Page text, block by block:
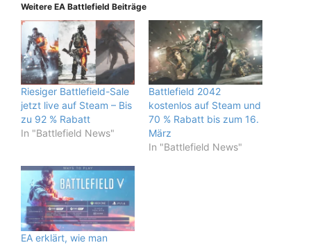
Weitere EA Battlefield Beiträge
Riesiger Battlefield-Sale
jetzt live auf Steam – Bis
zu 92 % Rabatt
In "Battlefield News"
Battlefield 2042
kostenlos auf Steam und
70 % Rabatt bis zum 16.
März
In "Battlefield News"
EA erklärt, wie man